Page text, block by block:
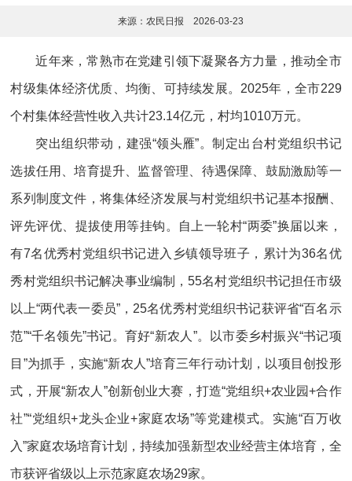
来源：农民日报 2026-03-23
近年来，常熟市在党建引领下凝聚各方力量，推动全市
村级集体经济优质、均衡、可持续发展。2025年，全市229
个村集体经营性收入共计23.14亿元，村均1010万元。
突出组织带动，建强“领头雁”。制定出台村党组织书记
选拔任用、培育提升、监督管理、待遇保障、鼓励激励等一
系列制度文件，将集体经济发展与村党组织书记基本报酬、
评先评优、提拔使用等挂钩。自上一轮村“两委”换届以来，
有7名优秀村党组织书记进入乡镇领导班子，累计为36名优
秀村党组织书记解决事业编制，55名村党组织书记担任市级
以上“两代表一委员”，25名优秀村党组织书记获评省“百名示
范”“千名领先”书记。育好“新农人”。以市委乡村振兴“书记项
目”为抓手，实施“新农人”培育三年行动计划，以项目创投形
式，开展“新农人”创新创业大赛，打造“党组织+农业园+合作
社”“党组织+龙头企业+家庭农场”等党建模式。实施“百万收
入”家庭农场培育计划，持续加强新型农业经营主体培育，全
市获评省级以上示范家庭农场29家。